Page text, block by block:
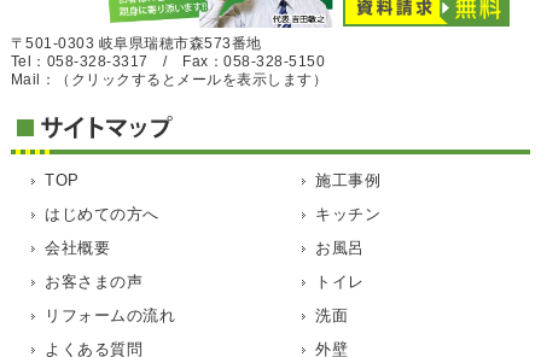
〒501-0303 岐阜県瑞穂市森573番地
Tel：058-328-3317 / Fax：058-328-5150
Mail：
（クリックするとメールを表示します）
TOP
はじめての方へ
会社概要
お客さまの声
リフォームの流れ
よくある質問
施工事例
キッチン
お風呂
トイレ
洗面
外壁